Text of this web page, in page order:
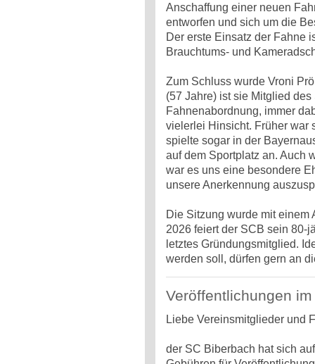
Anschaffung einer neuen
entworfen und sich um die
Der erste Einsatz der Fahne
Brauchtums- und
Zum Schluss wurde Vroni
(57 Jahre) ist sie Mitglied
Fahnenabordnung, immer
vielerlei Hinsicht. Früher war
spielte sogar in der
auf dem Sportplatz an. Auch
war es uns eine besondere
unsere Anerkennung
Die Sitzung wurde mit
2026 feiert der SCB sein 80-
letztes Gründungsmitglied.
werden soll, dürfen gern an
Veröffentlichungen
Liebe Vereinsmitglieder und
der SC Biberbach hat sich